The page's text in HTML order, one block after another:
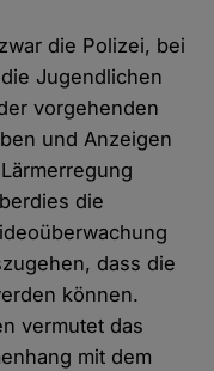
die Polizei, bei
Jugendlichen
vorgehenden
und Anzeigen
die
dass die
können.
vermutet das
mit dem